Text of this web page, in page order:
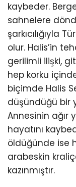
kaybeder.
sahnelere
şarkıcılığıyla
olur. Halis’in
gerilimli ilişki,
hep korku
biçimde Halis
düşündüğü bir
Annesinin ağır
hayatını
öldüğünde ise
arabeskin
kazınmıştır.